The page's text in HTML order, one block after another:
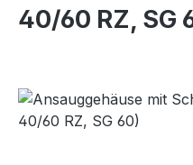
40/60 RZ, SG
Bildergalerie